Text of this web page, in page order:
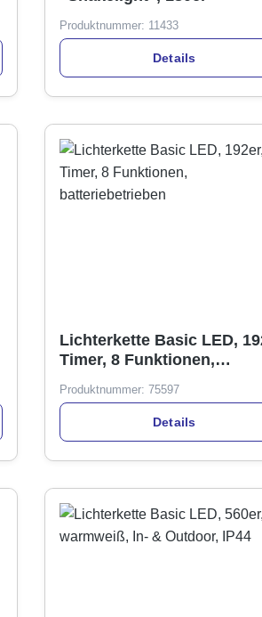
Produktnummer: 11433
Details
Lichterkette Basic LED,
Timer, 8 Funktionen,
Produktnummer: 75597
Details